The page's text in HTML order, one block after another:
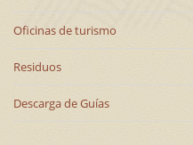
Oficinas de turismo
Residuos
Descarga de Guías